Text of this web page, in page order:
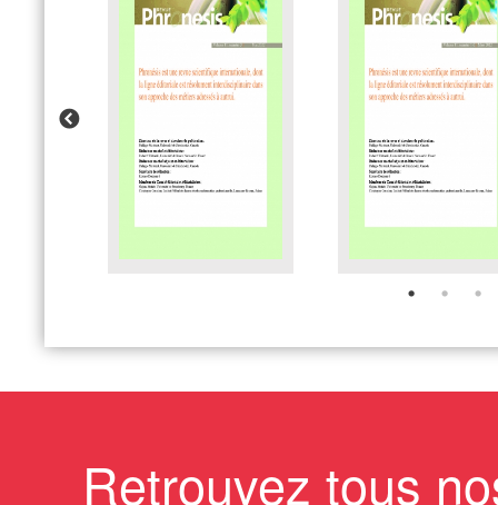
Retrouvez tous